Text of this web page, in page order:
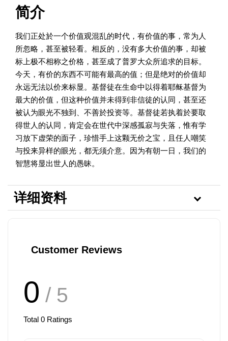
简介
我们正处於一个价值观混乱的时代，有价值的事，常为人
所忽略，甚至被轻看。相反的，没有多大价值的事，却被
标上极不相称之价格，甚至成了普罗大众所追求的目标。
今天，有价的东西不可能有最高的值；但是绝对的价值却
永远无法以价来标显。基督徒在生命中以得着耶稣基督为
最大的价值，但这种价值并未得到非信徒的认同，甚至还
被认为眼光不独到、不善於投资等。基督徒若执着於要取
得世人的认同，肯定会在世代中深感孤寂与失落，惟有学
习放下虚荣的面子，珍惜手上这颗无价之宝，且任人嘲笑
与投来异样的眼光，都无须介意。因为有朝一日，我们的
智慧将显出世人的愚昧。
详细资料
Customer Reviews
0 / 5
Total 0 Ratings